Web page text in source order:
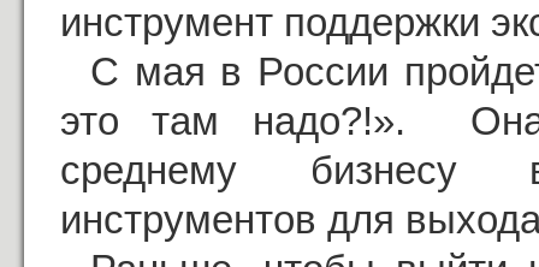
инструмент поддержки
С мая в России
это там надо?!».
среднему бизнесу
инструментов для